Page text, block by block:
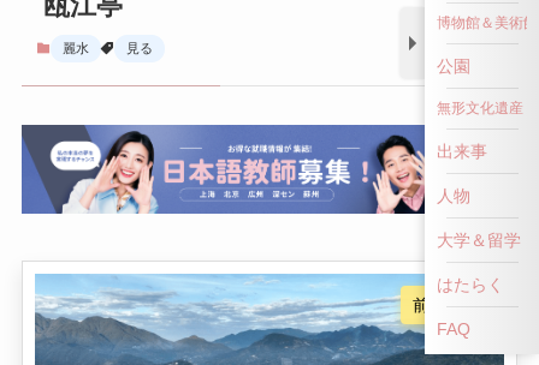
前へ戻る
博物館＆美術館
公園
無形文化遺産
出来事
人物
大学＆留学
はたらく
FAQ